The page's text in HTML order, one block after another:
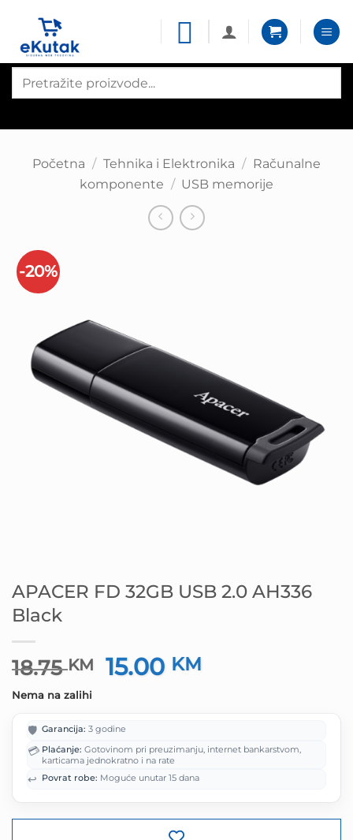
content
search
Početna / Tehnika i Elektronika / Računalne
komponente / USB memorije
-20%
APACER FD 32GB USB 2.0 AH336
Black
18.75KM
Izvorna
cijena
je:
18.75 KM.
15.00 KM
Nema na zalihi
🛡️ Garancija: 3 godine
💳 Plaćanje: Gotovinom pri preuzimanju, internet bankarstvom,
karticama jednokratno i na rate
↩️ Povrat robe: Moguće unutar 15 dana